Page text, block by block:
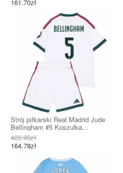
161.70zł
Strój piłkarski Real Madrid Jude
Bellingham #5 Koszulka
Podstawowej dziecięce 2026-27
Krótki Rękaw (+ Krótkie spodenki)
422.95zł
164.78zł